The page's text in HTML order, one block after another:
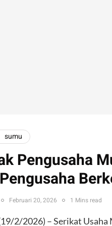
sumu
Pengusaha
Februari 20, 2026 1 Mins read
2/2026) – Serikat